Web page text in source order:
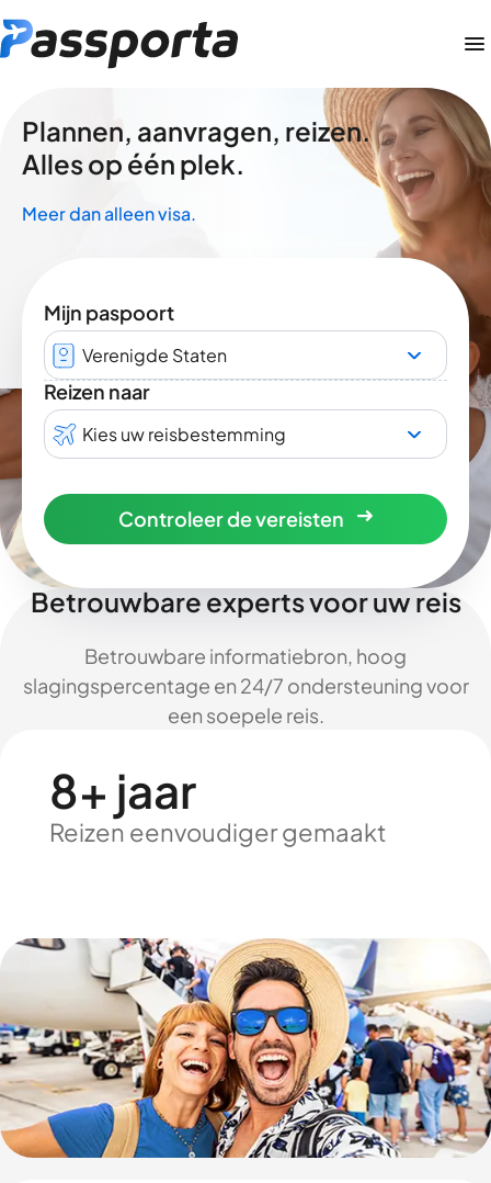
Plannen, aanvragen, reizen.
Alles op één plek.
Meer dan alleen visa.
Mijn paspoort
Verenigde Staten
Reizen naar
Kies uw reisbestemming
Controleer de vereisten
Betrouwbare experts voor uw reis
Betrouwbare informatiebron, hoog
slagingspercentage en 24/7 ondersteuning voor
een soepele reis.
8+ jaar
Reizen eenvoudiger gemaakt